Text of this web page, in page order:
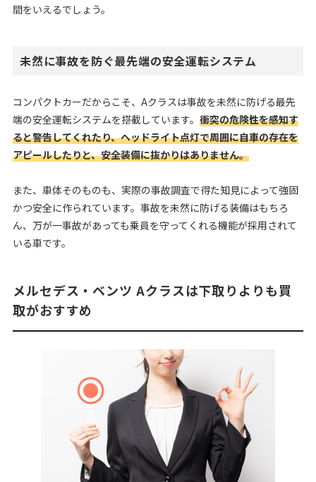
間をいえるでしょう。
未然に事故を防ぐ最先端の安全運転システム
コンパクトカーだからこそ、Aクラスは事故を未然に防げる最先
端の安全運転システムを搭載しています。 衝突の危険性を感知す
ると警告してくれたり、ヘッドライト点灯で周囲に自車の存在を
アピールしたりと、安全装備に抜かりはありません。
また、車体そのものも、実際の事故調査で得た知見によって強固
かつ安全に作られています。事故を未然に防げる装備はもちろ
ん、万が一事故があっても乗員を守ってくれる機能が採用されて
いる車です。
メルセデス・ベンツ Aクラスは下取りよりも買
取がおすすめ